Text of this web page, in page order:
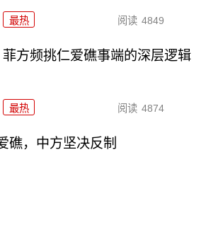
最热 阅读 4849
菲方频挑仁爱礁事端的深层逻辑
最热 阅读 4874
礁，中方坚决反制